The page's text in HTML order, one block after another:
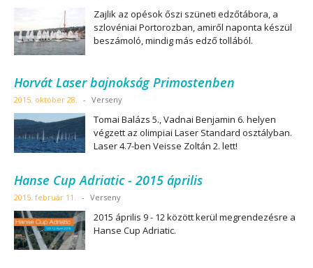
Zajlik az opésok őszi szüneti edzőtábora, a
szlovéniai Portorozban, amiről naponta készül
beszámoló, mindig más edző tollából.
Horvát Laser bajnokság Primostenben
2015. október 28. - Verseny
Tomai Balázs 5., Vadnai Benjamin 6. helyen
végzett az olimpiai Laser Standard osztályban.
Laser 4.7-ben Veisse Zoltán 2. lett!
Hanse Cup Adriatic - 2015 április
2015. február 11. - Verseny
2015 április 9 - 12 között kerül megrendezésre a
Hanse Cup Adriatic.